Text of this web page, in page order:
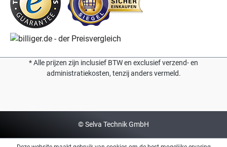
* Alle prijzen zijn inclusief BTW en exclusief verzend- en
administratiekosten, tenzij anders vermeld.
© Selva Technik GmbH